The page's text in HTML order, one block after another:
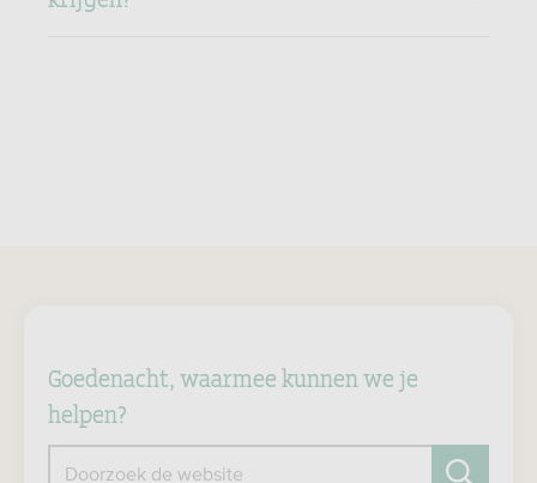
Goedenacht, waarmee kunnen we je
helpen?
Doorzoek de website